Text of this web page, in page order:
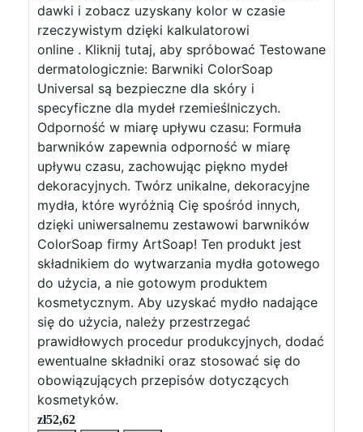
dawki i zobacz uzyskany kolor w czasie
rzeczywistym dzięki kalkulatorowi
online . Kliknij tutaj, aby spróbować Testowane
dermatologicznie: Barwniki ColorSoap
Universal są bezpieczne dla skóry i
specyficzne dla mydeł rzemieślniczych.
Odporność w miarę upływu czasu: Formuła
barwników zapewnia odporność w miarę
upływu czasu, zachowując piękno mydeł
dekoracyjnych. Twórz unikalne, dekoracyjne
mydła, które wyróżnią Cię spośród innych,
dzięki uniwersalnemu zestawowi barwników
ColorSoap firmy ArtSoap! Ten produkt jest
składnikiem do wytwarzania mydła gotowego
do użycia, a nie gotowym produktem
kosmetycznym. Aby uzyskać mydło nadające
się do użycia, należy przestrzegać
prawidłowych procedur produkcyjnych, dodać
ewentualne składniki oraz stosować się do
obowiązujących przepisów dotyczących
kosmetyków.
zł52,62